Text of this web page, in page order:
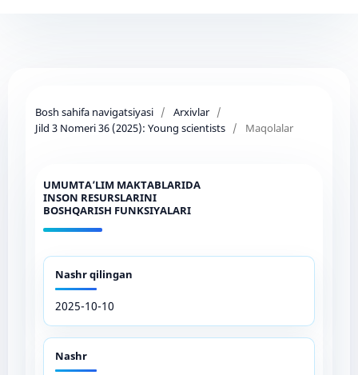
Bosh sahifa navigatsiyasi / Arxivlar /
Jild 3 Nomeri 36 (2025): Young scientists / Maqolalar
UMUMTA’LIM MAKTABLARIDA
INSON RESURSLARINI
BOSHQARISH FUNKSIYALARI
Nashr qilingan
2025-10-10
Nashr